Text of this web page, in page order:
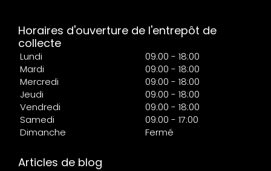
Horaires d'ouverture de l'entrepôt de
collecte
Lundi
09:00 - 18:00
Mardi
09:00 - 18:00
Mercredi
09:00 - 18:00
Jeudi
09:00 - 18:00
Vendredi
09:00 - 18:00
Samedi
09:00 - 17:00
Dimanche
Fermé
Articles de blog